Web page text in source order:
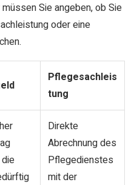
Sie angeben, ob Sie
oder eine
Pflegesachleis
tung
Direkte
Abrechnung des
Pflegedienstes
mit der